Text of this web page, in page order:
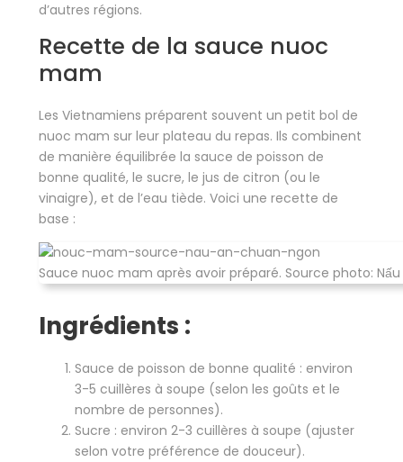
d’autres régions.
Recette de la sauce nuoc
mam
Les Vietnamiens préparent souvent un petit bol de
nuoc mam sur leur plateau du repas. Ils combinent
de manière équilibrée la sauce de poisson de
bonne qualité, le sucre, le jus de citron (ou le
vinaigre), et de l’eau tiède. Voici une recette de
base :
Sauce nuoc mam après avoir préparé. Source photo:
Ingrédients :
Sauce de poisson de bonne qualité : environ
3-5 cuillères à soupe (selon les goûts et le
nombre de personnes).
Sucre : environ 2-3 cuillères à soupe (ajuster
selon votre préférence de douceur).